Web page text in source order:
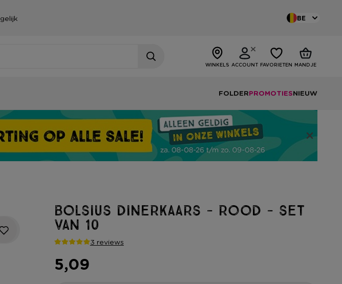
BE
WINKELS ACCOUNT FAVORIETEN MANDJE
FOLDERPROMOTIESNIEUW
Bolsius dinerkaars - rood - set
van 10
3 reviews
5,09